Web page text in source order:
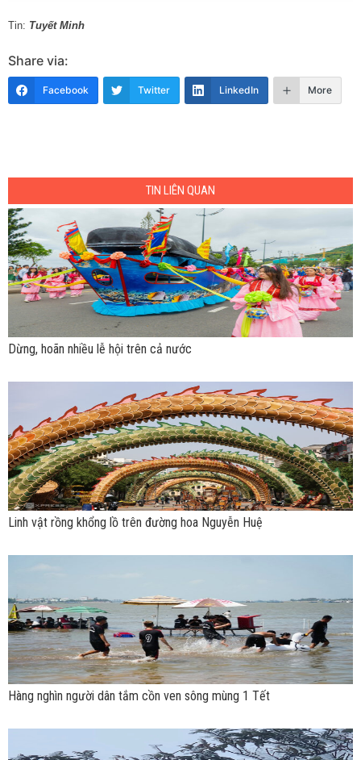
Tin: Tuyết Minh
Share via:
Facebook Twitter LinkedIn More
TIN LIÊN QUAN
Dừng, hoãn nhiều lễ hội trên cả nước
Linh vật rồng khổng lồ trên đường hoa Nguyễn Huệ
Hàng nghìn người dân tắm cồn ven sông mùng 1 Tết